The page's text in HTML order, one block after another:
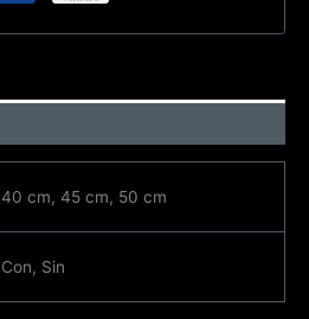
40 cm, 45 cm, 50 cm
Con, Sin